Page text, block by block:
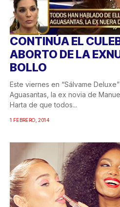
CONTINÚA EL
ABORTO DE LA
BOLLO
Este viernes en “Sálvame
Aguasantas, la ex novia de
Harta de que todos...
1 FEBRERO, 2014